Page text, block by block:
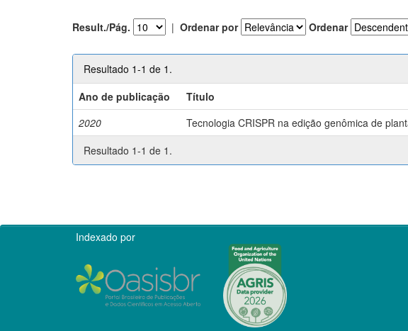
Result./Pág. | Ordenar por Ordenar
Resultado 1-1 de 1.
Ano de publicação
Título
2020
Tecnologia CRISPR na edição genômica de
Resultado 1-1 de 1.
Indexado por